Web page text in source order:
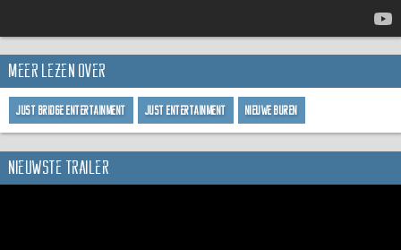
Meer lezen over
Just Bridge Entertainment Just Entertainment Nieuwe Buren
Nieuwste trailer